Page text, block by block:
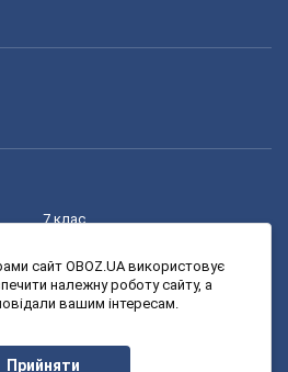
7 клас
9 клас
сайт OBOZ.UA використовує
належну роботу сайту, а
вашим інтересам.
Прийняти